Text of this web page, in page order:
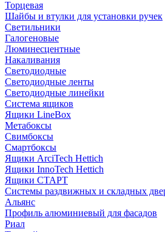
Торцевая
Шайбы и втулки для установки ручек
Светильники
Галогеновые
Люминесцентные
Накаливания
Светодиодные
Светодиодные ленты
Светодиодные линейки
Система ящиков
Ящики LineBox
Метабоксы
Свимбоксы
Смартбоксы
Ящики ArciTech Hettich
Ящики InnoTech Hettich
Ящики СТАРТ
Системы раздвижных и складных
Альянс
Профиль алюминиевый для фасадов
Риал